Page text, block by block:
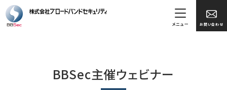
お問い合わせ
メニュー
BBSec主催ウェビナー